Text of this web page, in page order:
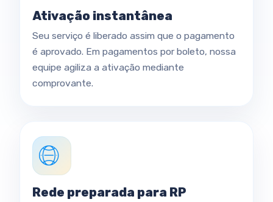
Ativação instantânea
Seu serviço é liberado assim que o pagamento
é aprovado. Em pagamentos por boleto, nossa
equipe agiliza a ativação mediante
comprovante.
Rede preparada para RP